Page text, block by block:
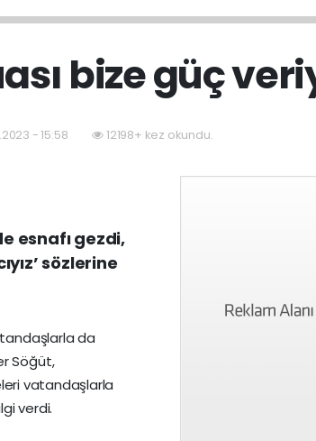
bize güç
- 15:58 12198+ kez okundu.
esnafı gezdi,
sözlerine
da
Söğüt,
vatandaşlarla
verdi.